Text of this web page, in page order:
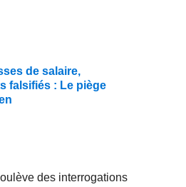
de salaire,
falsifiés : Le piège
des interrogations